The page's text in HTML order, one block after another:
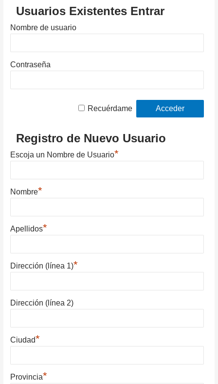
Usuarios Existentes Entrar
Nombre de usuario
Contraseña
Recuérdame
Registro de Nuevo Usuario
Escoja un Nombre de Usuario*
Nombre*
Apellidos*
Dirección (línea 1)*
Dirección (línea 2)
Ciudad*
Provincia*